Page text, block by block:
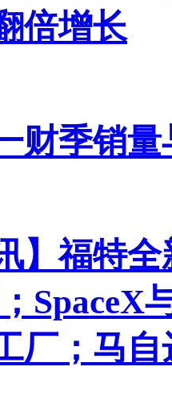
倍增长
财季销
】福特
SpaceX
厂；马